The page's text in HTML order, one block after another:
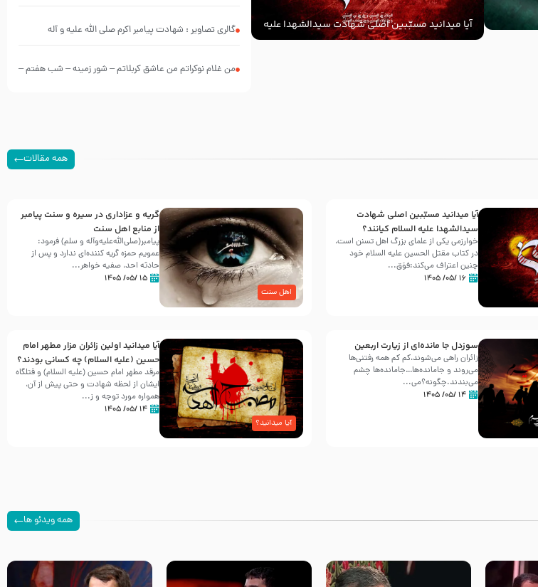
آیا میدانید مسبّبین اصلی شهادت سیدالشهدا علیه
‌السلام کیانند؟
گالری تصاویر : شهادت پیامبر اکرم صلی الله علیه و آله
من غلام نوکراتم من عاشق کربلاتم – شور زمینه – شب هفتم –
همه مقالات
آیا میدانید مسبّبین اصلی شهادت
سیدالشهدا علیه ‌السلام کیانند؟
خوارزمی یکی از علمای بزرگ اهل تسنن است،
در کتاب مقتل الحسین علیه ‌السلام خود
چنین اعتراف می‌کند:فوَق...
۱۶ /۰۵/ ۱۴۰۵
اهل سنت
گریه و عزاداری در سیره و سنت پیامبر
از منابع اهل سنت
پیامبر(صلی‌الله‌علیه‌وآله و سلم) فرمود:
عمویم حمزه گریه کننده‌ای ندارد و پس از
حادثه احد، صفیه خواهر...
۱۵ /۰۵/ ۱۴۰۵
سوزدل جا مانده‌ای از زیارت اربعین
زائران راهی می‌شوند،کم‌ کم همه رفتنی‌ها
می‌روند و جامانده‌ها…جامانده‌ها چشم
می‌بندند.چگونه؟می‌...
۱۴ /۰۵/ ۱۴۰۵
آیا میدانید؟
آیا میدانید اولین زائران مزار مطهر امام
حسین (علیه السلام) چه کسانی بودند؟
مرقد مطهر امام حسین (علیه السلام) و قتلگاه
ایشان از لحظه شهادت و حتی پیش از آن،
همواره مورد توجه و ز...
۱۴ /۰۵/ ۱۴۰۵
همه ویدئو ها